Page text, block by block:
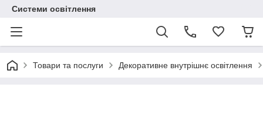
Системи освітлення
Товари та послуги Декоративне внутрішнє освітлення